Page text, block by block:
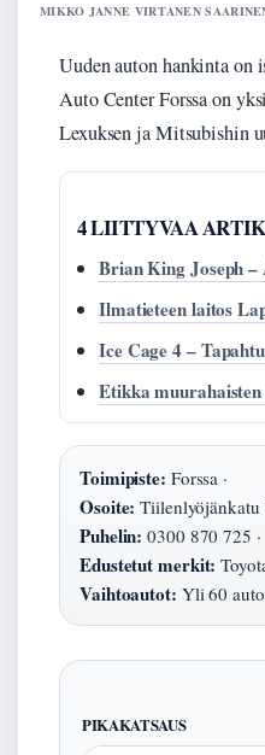
MIKKO JANNE VIRTANEN
Uuden auton hankinta on
Auto Center Forssa on
Lexuksen ja Mitsubishin
4 LIITTYVAA
Brian King Joseph
Ilmatieteen laitos
Ice Cage 4 –
Etikka
Toimipiste: Forssa ·
Osoite: Tiilenlyöjänkatu
Puhelin: 0300 870 725 ·
Edustetut merkit:
Vaihtoautot: Yli 60
PIKAKATSAUS